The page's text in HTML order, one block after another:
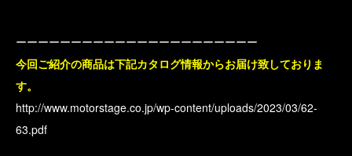
ーーーーーーーーーーーーーーーーーーーーーー
今回ご紹介の商品は下記カタログ情報からお届け致しておりま
す。
http://www.motorstage.co.jp/wp-content/uploads/2023/03/62-
63.pdf